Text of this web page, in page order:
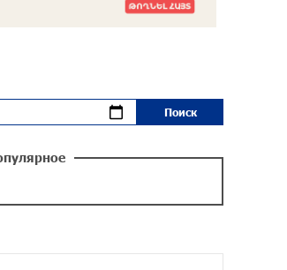
Марукян стал обладателем
готов построить новые АЭС,